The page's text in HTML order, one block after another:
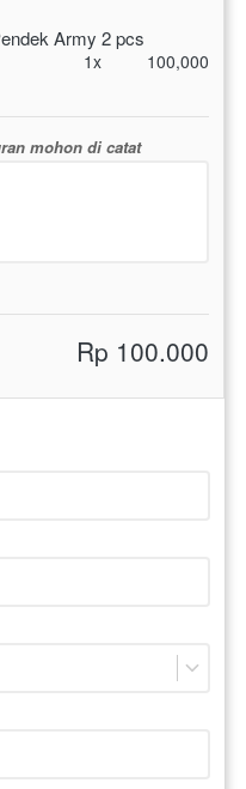
Army 2 pcs
1x 100,000
mohon di catat
Rp 100.000